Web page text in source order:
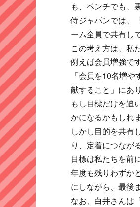
も、ベンチでも、
侍ジャパンでは、
ーム全員で共有し
この考え方は、私
例えば会員増強です
「会員を10名増
献すること」にあ
もし目標だけを追
かになるかもしれ
しかし目的を共有
り、定着につなが
目標は私たちを前
年度も残りわずか
にしながら、最後
なお、白井さんは